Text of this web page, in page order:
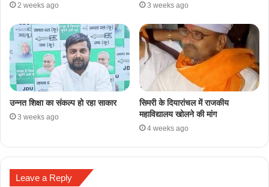
2 weeks ago 3 weeks ago
उन्नत शिक्षा का संकल्प हो रहा साकार
3 weeks ago
सिमरी के दियारांचल में राजकीय
महाविद्यालय खोलने की मांग
4 weeks ago
Leave a Reply